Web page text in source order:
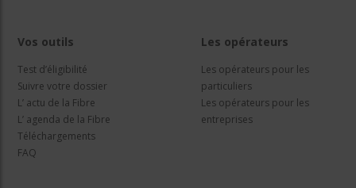
Vos outils
Test d’éligibilité
Suivre votre dossier
L’ actu de la Fibre
L’ agenda de la Fibre
Téléchargements
FAQ
Les opérateurs
Les opérateurs pour les
particuliers
Les opérateurs pour les
entreprises